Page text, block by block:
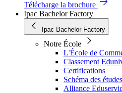
Télécharge la brochure
Ipac Bachelor Factory
Ipac Bachelor Factory
Notre École
L'École de
Classement
Certifications
Schéma des études
Alliance